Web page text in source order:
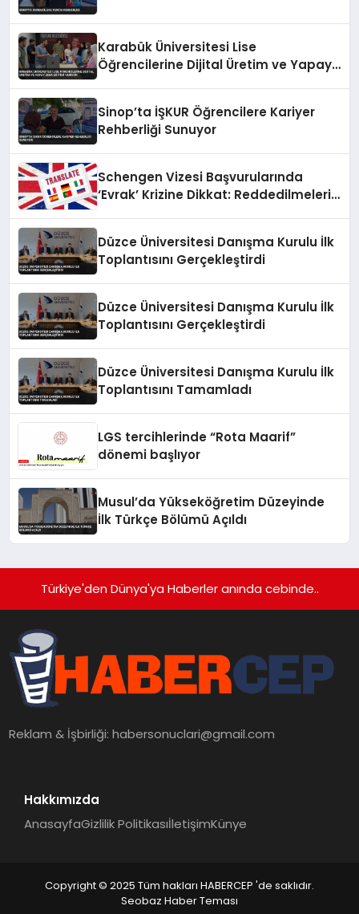
Karabük Üniversitesi Lise
Öğrencilerine Dijital Üretim ve Yapay
Sinop’ta İŞKUR Öğrencilere Kariyer
Rehberliği Sunuyor
Schengen Vizesi Başvurularında
‘Evrak’ Krizine Dikkat: Reddedilmelerin
Düzce Üniversitesi Danışma Kurulu İlk
Toplantısını Gerçekleştirdi
Düzce Üniversitesi Danışma Kurulu İlk
Toplantısını Gerçekleştirdi
Düzce Üniversitesi Danışma Kurulu İlk
Toplantısını Tamamladı
LGS tercihlerinde “Rota Maarif”
dönemi başlıyor
Musul’da Yükseköğretim Düzeyinde
İlk Türkçe Bölümü Açıldı
Türkiye'den Dünya'ya Haberler anında cebinde..
Reklam & İşbirliği:habersonuclari@gmail.com
Hakkımızda
AnasayfaGizlilik PolitikasıİletişimKünye
Copyright © 2025 Tüm hakları HABERCEP 'de saklıdır.
Seobaz Haber Teması